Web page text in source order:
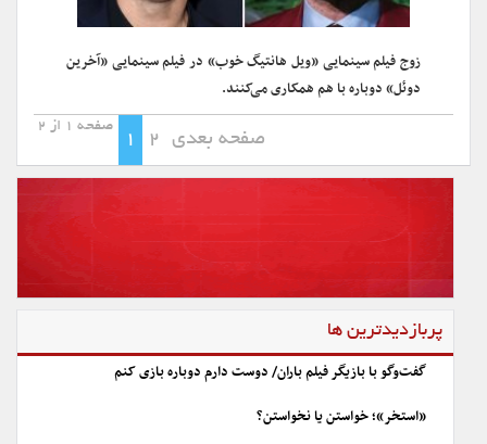
زوج فیلم سینمایی «ویل هانتیگ خوب» در فیلم سینمایی «آخرین
دوئل» دوباره با هم همکاری می‌کنند.
صفحه 1 از 2
1 2 صفحه بعدی
پربازدیدترین ها
گفت‌وگو با بازیگر فیلم باران/ دوست دارم دوباره بازی کنم
«استخر»؛ خواستن یا نخواستن؟